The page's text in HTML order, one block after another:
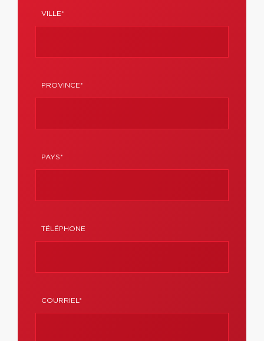
VILLE*
PROVINCE*
PAYS*
TÉLÉPHONE
COURRIEL*